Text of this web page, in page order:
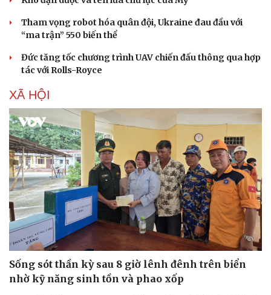
Sức khỏe
Dinh dưỡng - món ngon
Cây thuốc
Sản phụ khoa
Nhi khoa
Nam khoa
Làm đẹp - giảm cân
Phòng mạch online
Ăn sạch sống khỏe
Đời sống
Nhà đẹp
Blog
Tình yêu - Gia đình
Tham vọng robot hóa quân đội, Ukraine đau đầu với
“ma trận” 550 biến thể
Đức tăng tốc chương trình UAV chiến đấu thông qua hợp
tác với Rolls-Royce
XÃ HỘI
Sống sót thần kỳ sau 8 giờ lênh đênh trên biển
nhờ kỹ năng sinh tồn và phao xốp